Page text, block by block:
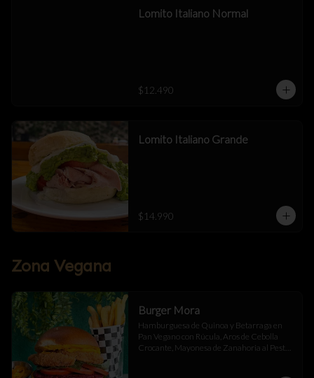
Lomito Italiano Normal
$12.490
Lomito Italiano Grande
$14.990
Zona Vegana
Burger Mora
Hamburguesa de Quinoa y Betarraga en
Pan Vegano con Rúcula, Aros de Cebolla
Crocante, Mayonesa de Zanahoria al Pesto,